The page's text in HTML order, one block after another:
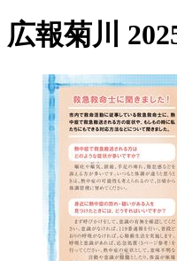
広報菊川